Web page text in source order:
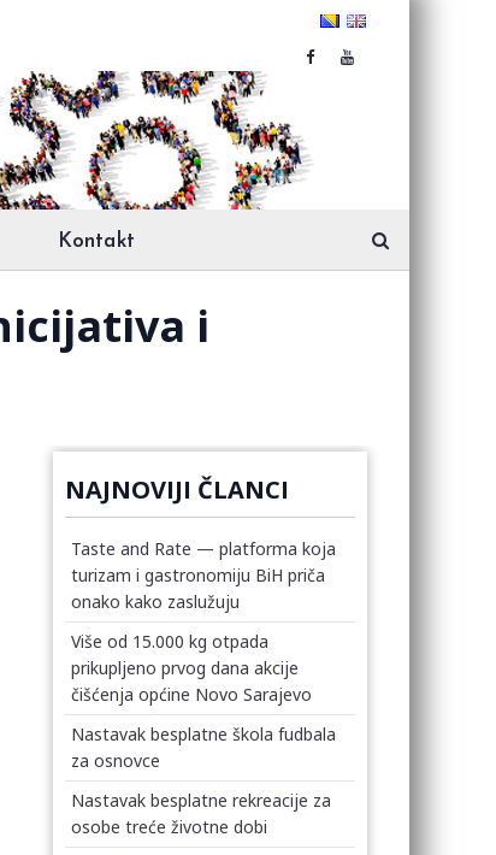
Kontakt
i
NAJNOVIJI ČLANCI
Taste and Rate — platforma koja
turizam i gastronomiju BiH priča
onako kako zaslužuju
Više od 15.000 kg otpada
prikupljeno prvog dana akcije
čišćenja općine Novo Sarajevo
Nastavak besplatne škola fudbala
za osnovce
Nastavak besplatne rekreacije za
osobe treće životne dobi